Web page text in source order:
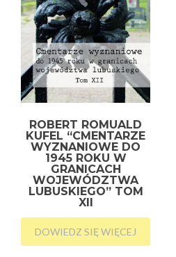
ROBERT ROMUALD
KUFEL “CMENTARZE
WYZNANIOWE DO
1945 ROKU W
GRANICACH
WOJEWÓDZTWA
LUBUSKIEGO” TOM
XII
DOWIEDZ SIĘ WIĘCEJ